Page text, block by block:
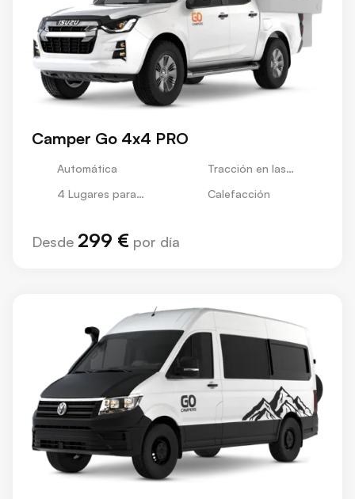
Camper Go 4x4 PRO
Automática
Tracción en las
4 Lugares para
Calefacción
Desde 299 € por día